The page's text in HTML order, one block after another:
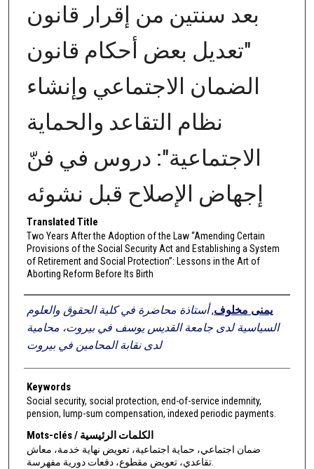
بعد سنتين من إقرار قانون
"تعديل بعض أحكام قانون
الضمان الاجتماعي وإنشاء
نظام التقاعد والحماية
الاجتماعية": دروس في فنّ
إجهاض الإصلاح قبل نشوئه
Translated Title
Two Years After the Adoption of the Law “Amending Certain
Provisions of the Social Security Act and Establishing a System
of Retirement and Social Protection”: Lessons in the Art of
Aborting Reform Before Its Birth
Authors يمنى مخلوف,أستاذة محاضرة في كلية الحقوق والعلوم
السياسية لدى جامعة القديس يوسف في بيروت، محامية
لدى نقابة المحامين في بيروت
Keywords
Social security, social protection, end-of-service indemnity,
pension, lump-sum compensation, indexed periodic payments.
Mots-clés / الكلمات الرئيسية
ضمان اجتماعي، حماية اجتماعية، تعويض نهاية خدمة، معاش
تقاعدي، تعويض مقطوع، دفعات دورية مفهرسة.